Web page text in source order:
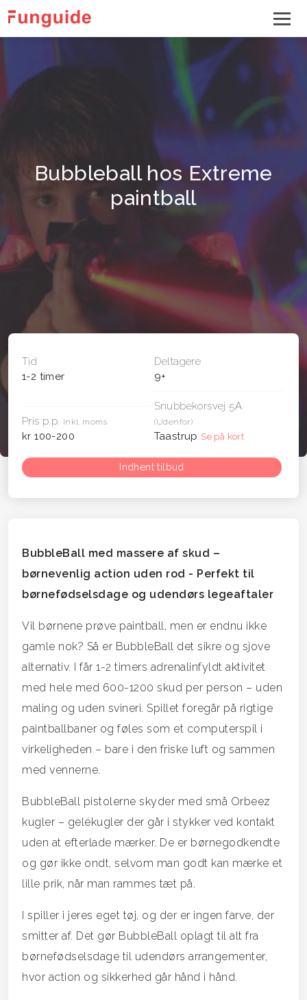
Bubbleball hos Extreme
paintball
Tid
1-2 timer
Deltagere
9+
Pris p.p. Inkl. moms
kr 100-200
Snubbekorsvej 5A
(Udenfor)
Taastrup Se på kort
Indhent tilbud
BubbleBall med massere af skud –
børnevenlig action uden rod - Perfekt til
børnefødselsdage og udendørs legeaftaler
Vil børnene prøve paintball, men er endnu ikke
gamle nok? Så er BubbleBall det sikre og sjove
alternativ. I får 1-2 timers adrenalinfyldt aktivitet
med hele med 600-1200 skud per person – uden
maling og uden svineri. Spillet foregår på rigtige
paintballbaner og føles som et computerspil i
virkeligheden – bare i den friske luft og sammen
med vennerne.
BubbleBall pistolerne skyder med små Orbeez
kugler – gelékugler der går i stykker ved kontakt
uden at efterlade mærker. De er børnegodkendte
og gør ikke ondt, selvom man godt kan mærke et
lille prik, når man rammes tæt på.
I spiller i jeres eget tøj, og der er ingen farve, der
smitter af. Det gør BubbleBall oplagt til alt fra
børnefødselsdage til udendørs arrangementer,
hvor action og sikkerhed går hånd i hånd.